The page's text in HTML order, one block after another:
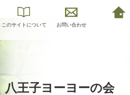
このサイトについて お問い合わせ
八王子ヨーヨーの会